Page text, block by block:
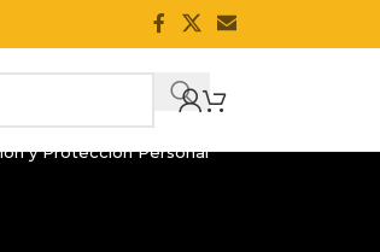
y Protección Personal